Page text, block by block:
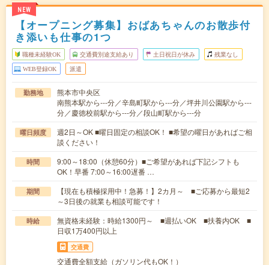
NEW
【オープニング募集】おばあちゃんのお散歩付
き添いも仕事の1つ
職種未経験OK 交通費別途支給あり 土日祝日が休み 残業なし
WEB登録OK 派遣
勤務地
熊本市中央区
南熊本駅から---分／辛島町駅から---分／坪井川公園駅から---
分／慶徳校前駅から---分／段山町駅から---分
曜日頻度
週2日～OK ■曜日固定の相談OK！ ■希望の曜日があればご相
談ください！
時間
9:00～18:00（休憩60分）■ご希望があれば下記シフトも
OK！早番 7:00～16:00遅番 …
期間
【現在も積極採用中！急募！】2カ月～ ■ご応募から最短2
～3日後の就業も相談可能です！
時給
無資格未経験：時給1300円～ ■週払いOK ■扶養内OK ■
日収1万400円以上
交通費
交通費全額支給（ガソリン代もOK！）